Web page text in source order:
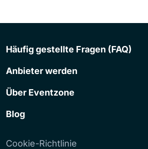
Häufig gestellte Fragen (FAQ)
Anbieter werden
Über Eventzone
Blog
Cookie-Richtlinie